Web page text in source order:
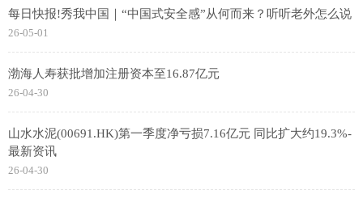
每日快报!秀我中国｜“中国式安全感”从何而来？听听老外怎么说
26-05-01
渤海人寿获批增加注册资本至16.87亿元
26-04-30
山水水泥(00691.HK)第一季度净亏损7.16亿元 同比扩大约19.3%-
最新资讯
26-04-30